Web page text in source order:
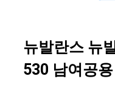
뉴발란스 뉴
530 남여공